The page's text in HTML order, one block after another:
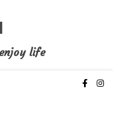
life